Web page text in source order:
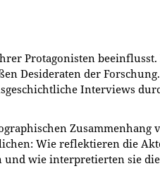
Protagonisten beeinflusst.
Desideraten der
Interviews
Zusammenhang
Wie reflektieren die
und wie interpretierten sie